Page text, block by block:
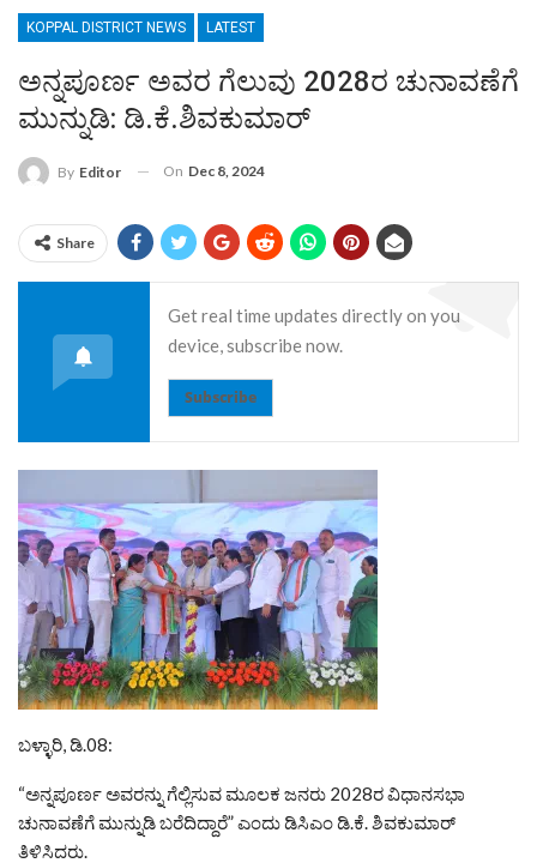
KOPPAL DISTRICT NEWS LATEST
ಅನ್ನಪೂರ್ಣ ಅವರ ಗೆಲುವು 2028ರ ಚುನಾವಣೆಗೆ
ಮುನ್ನುಡಿ: ಡಿ.ಕೆ.ಶಿವಕುಮಾರ್
By Editor On Dec 8, 2024
Share
Get real time updates directly on you
device, subscribe now.
Subscribe
ಬಳ್ಳಾರಿ, ಡಿ.08:
“ಅನ್ನಪೂರ್ಣ ಅವರನ್ನು ಗೆಲ್ಲಿಸುವ ಮೂಲಕ ಜನರು 2028ರ ವಿಧಾನಸಭಾ
ಚುನಾವಣೆಗೆ ಮುನ್ನುಡಿ ಬರೆದಿದ್ದಾರೆ” ಎಂದು ಡಿಸಿಎಂ ಡಿ.ಕೆ. ಶಿವಕುಮಾರ್
ತಿಳಿಸಿದರು.